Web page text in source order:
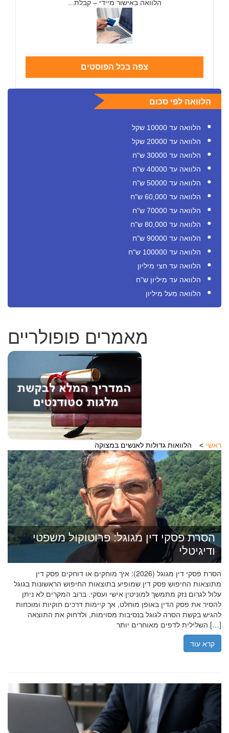
הלוואה באישור מיידי – קבלת...
צפה בכל הפוסטים
הלוואה לפי סכום
הלוואה עד 10000 שקל
הלוואה עד 20000 שקל
הלוואה עד 30000 ש"ח
הלוואה עד 40000 ש"ח
הלוואה עד 50000 ש"ח
הלוואה עד 60,000 ש"ח
הלוואה עד 70000 ש"ח
הלוואה עד 80,000 ש"ח
הלוואה עד 90000 ש"ח
הלוואה עד 100000 ש"ח
הלוואה עד חצי מיליון
הלוואה עד מיליון ש"ח
הלוואה מעל מיליון
מאמרים פופולריים
ראשי הלוואות גדולות לאנשים במצוקה
הסרת פסקי דין מגוגל: פרוטוקול משפטי
ודיגיטלי
הסרת פסקי דין מגוגל (2026): איך מוחקים או דוחקים פסק דין
מתוצאות החיפוש פסק דין שמופיע בתוצאות החיפוש הראשונות בגוגל
עלול לגרום נזק מתמשך למוניטין אישי ועסקי. ברוב המקרים לא ניתן
להסיר את פסק הדין באופן מוחלט, אך קיימות דרכים חוקיות ומוכחות
להגיש בקשת הסרה לגוגל בנסיבות מסוימות, ולדחוק את התוצאה
השלילית לדפים מאוחרים יותר […]
קרא עוד